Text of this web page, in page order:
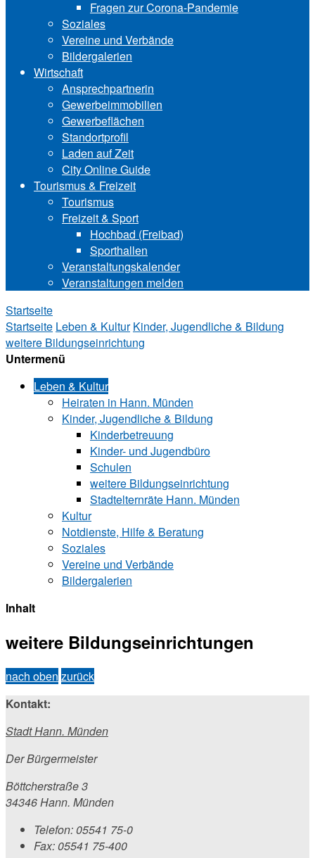
Fragen zur Corona-Pandemie
Soziales
Vereine und Verbände
Bildergalerien
Wirtschaft
Ansprechpartnerin
Gewerbeimmobilien
Gewerbeflächen
Standortprofil
Laden auf Zeit
City Online Guide
Tourismus & Freizeit
Tourismus
Freizeit & Sport
Hochbad (Freibad)
Sporthallen
Veranstaltungskalender
Veranstaltungen melden
Startseite
Startseite Leben & Kultur Kinder, Jugendliche & Bildung
weitere Bildungseinrichtung
Untermenü
Leben & Kultur
Heiraten in Hann. Münden
Kinder, Jugendliche & Bildung
Kinderbetreuung
Kinder- und Ju‍gend‍bü‍ro
Schulen
weitere Bildungseinrichtung
Stadtelternräte Hann. Münden
Kultur
Notdienste, Hilfe & Be‍ra‍tung
Soziales
Vereine und Verbände
Bildergalerien
Inhalt
weitere Bildungseinrichtungen
nach oben zurück
Kontakt:
Stadt Hann. Münden
Der Bürgermeister
Böttcherstraße 3
34346 Hann. Münden
Telefon: 05541 75-0
Fax: 05541 75-400